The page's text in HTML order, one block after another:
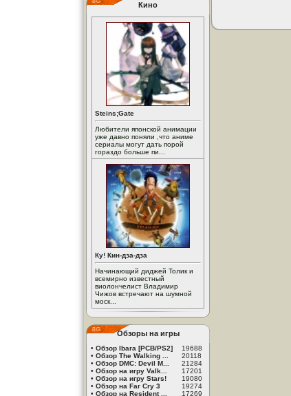
Кино
Steins;Gate
Любители японской анимации
уже давно поняли ,что аниме
сериалы могут дать порой
гораздо больше пи...
Ку! Кин-дза-дза
Начинающий диджей Толик и
всемирно известный
виолончелист Владимир
Чижов встречают на шумной
моск...
Обзоры на игры
• Обзор Ibara [PCB/PS2]
19688
• Обзор The Walking ...
20118
• Обзор DMC: Devil M...
21284
• Обзор на игру Valk...
17201
• Обзор на игру Stars!
19080
• Обзор на Far Cry 3
19274
• Обзор на Resident ... 17269